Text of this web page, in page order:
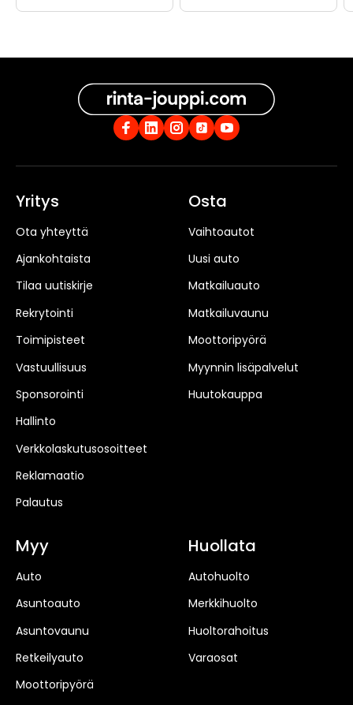
Yritys
Ota yhteyttä
Ajankohtaista
Tilaa uutiskirje
Rekrytointi
Toimipisteet
Vastuullisuus
Sponsorointi
Hallinto
Verkkolaskutusosoitteet
Reklamaatio
Palautus
Osta
Vaihtoautot
Uusi auto
Matkailuauto
Matkailuvaunu
Moottoripyörä
Myynnin lisäpalvelut
Huutokauppa
Myy
Auto
Asuntoauto
Asuntovaunu
Retkeilyauto
Moottoripyörä
Huollata
Autohuolto
Merkkihuolto
Huoltorahoitus
Varaosat